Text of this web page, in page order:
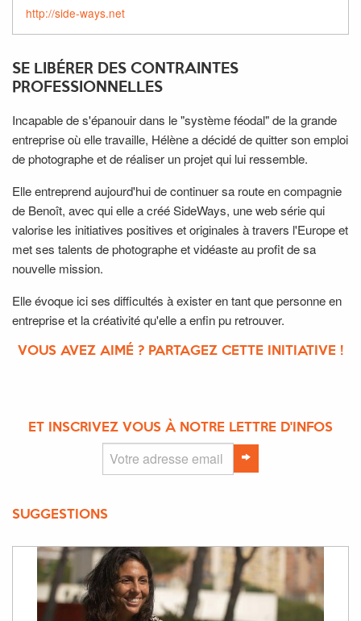
http://side-ways.net
SE LIBÉRER DES CONTRAINTES
PROFESSIONNELLES
Incapable de s'épanouir dans le "système féodal" de la grande
entreprise où elle travaille, Hélène a décidé de quitter son emploi
de photographe et de réaliser un projet qui lui ressemble.
Elle entreprend aujourd'hui de continuer sa route en compagnie
de Benoît, avec qui elle a créé SideWays, une web série qui
valorise les initiatives positives et originales à travers l'Europe et
met ses talents de photographe et vidéaste au profit de sa
nouvelle mission.
Elle évoque ici ses difficultés à exister en tant que personne en
entreprise et la créativité qu'elle a enfin pu retrouver.
VOUS AVEZ AIMÉ ? PARTAGEZ CETTE INITIATIVE !
ET INSCRIVEZ VOUS À NOTRE LETTRE D'INFOS
SUGGESTIONS